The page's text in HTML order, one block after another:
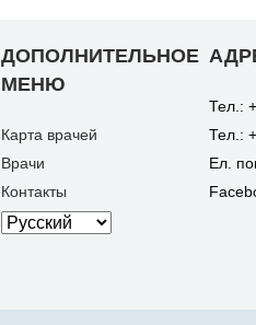
ДОПОЛНИТЕЛЬНОЕ
МЕНЮ
Карта врачей
Врачи
Контакты
Тел.:
Тел.:
Ел.